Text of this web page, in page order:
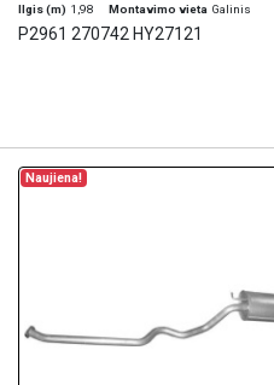
Ilgis (m) 1,98 Montavimo vieta Galinis
P2961 270742 HY27121
Naujiena!